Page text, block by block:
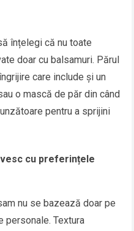
înțelegi că nu toate
doar cu balsamuri. Părul
care include și un
o mască de păr din când
pentru a sprijini
cu preferințele
nu se bazează doar pe
personale. Textura